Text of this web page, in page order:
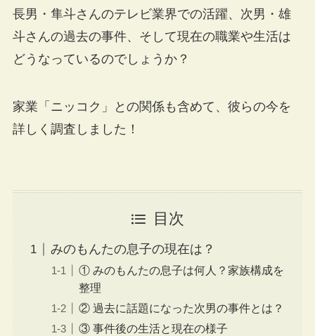
長男・隼斗さんのテレビ業界での活躍、次男・雄
斗さんの過去の事件、そして現在の職業や生活は
どうなっているのでしょうか？
家業「ニッコク」との関係も含めて、彼らの今を
詳しく調査しました！
目次
みのもんたの息子の現在は？
① みのもんたの息子は何人？家族構成を
整理
② 過去に話題になった次男の事件とは？
③ 事件後の生活と現在の様子